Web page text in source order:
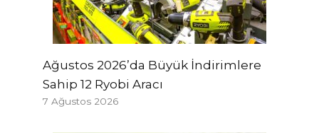
Ağustos 2026’da Büyük İndirimlere
Sahip 12 Ryobi Aracı
7 Ağustos 2026